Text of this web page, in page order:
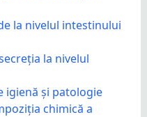
la nivelul intestinului
la nivelul
igienă și patologie
chimică a